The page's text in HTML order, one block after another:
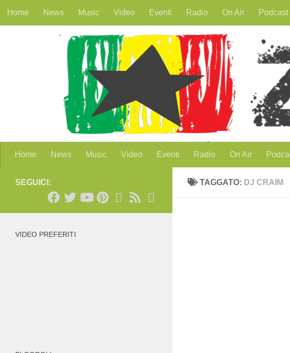
Salta al contenuto
Home News Music Video Eventi Radio On Air Podcast
Home News Music Video Eventi Radio On Air
TAGGATO: DJ CRAIM
SEGUICI:
VIDEO PREFERITI